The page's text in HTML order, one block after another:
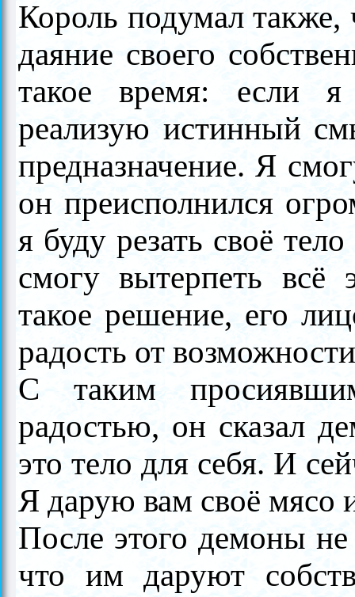
Король подумал также,
даяние своего
такое время: если
реализую истинный
предназначение. Я
он преисполнился
я буду резать своё
смогу вытерпеть всё
такое решение, его
радость от
С таким
радостью, он сказал
это тело для себя. И
Я дарую вам своё мясо
После этого демоны
что им даруют